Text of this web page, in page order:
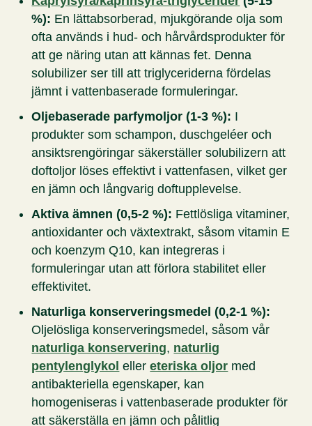
%): En lättabsorberad, mjukgörande olja som
ofta används i hud- och hårvårdsprodukter för
att ge näring utan att kännas fet. Denna
solubilizer ser till att triglyceriderna fördelas
jämnt i vattenbaserade formuleringar.
Oljebaserade parfymoljor (1-3 %): I
produkter som schampon, duschgeléer och
ansiktsrengöringar säkerställer solubilizern att
doftoljor löses effektivt i vattenfasen, vilket ger
en jämn och långvarig doftupplevelse.
Aktiva ämnen (0,5-2 %): Fettlösliga vitaminer,
antioxidanter och växtextrakt, såsom vitamin E
och koenzym Q10, kan integreras i
formuleringar utan att förlora stabilitet eller
effektivitet.
Naturliga konserveringsmedel (0,2-1 %):
Oljelösliga konserveringsmedel, såsom vår
naturliga konservering, naturlig
pentylenglykol ellereteriska oljor med
antibakteriella egenskaper, kan
homogeniseras i vattenbaserade produkter för
att säkerställa en jämn och pålitlig